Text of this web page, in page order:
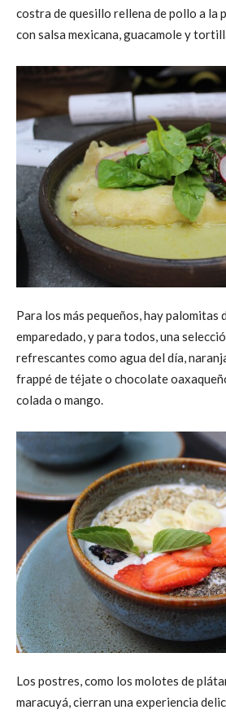
costra de quesillo rellena de pollo a la
con salsa mexicana, guacamole y
Para los más pequeños, hay palomitas
emparedado, y para todos, una
refrescantes como agua del día,
frappé de téjate o chocolate
colada o mango.
Los postres, como los molotes de
maracuyá, cierran una experiencia